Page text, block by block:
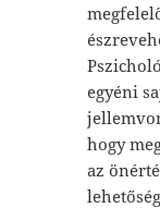
egyéni
hogy
az